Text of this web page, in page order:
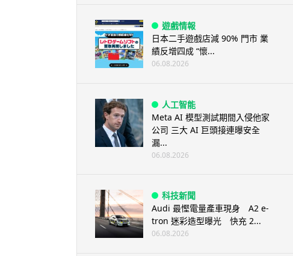
遊戲情報
日本二手遊戲店減 90% 門市 業
績反增四成 “懷...
06.08.2026
人工智能
Meta AI 模型測試期間入侵他家
公司 三大 AI 巨頭接連曝安全
漏...
06.08.2026
科技新聞
Audi 最慳電量產車現身 A2 e-
tron 迷彩造型曝光 快充 2...
06.08.2026